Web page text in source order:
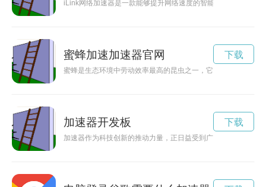
iLink网络加速器是一款能够提升网络速度的智能软件，通过优
蜜蜂加速加速器官网
蜜蜂是生态环境中劳动效率最高的昆虫之一，它们以惊人的速
下载
加速器开发板
加速器作为科技创新的推动力量，正日益受到广泛关注。它为
下载